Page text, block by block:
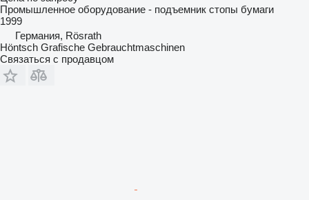
Промышленное оборудование - подъемник стопы бумаги
1999
Германия, Rösrath
Höntsch Grafische Gebrauchtmaschinen
Связаться с продавцом